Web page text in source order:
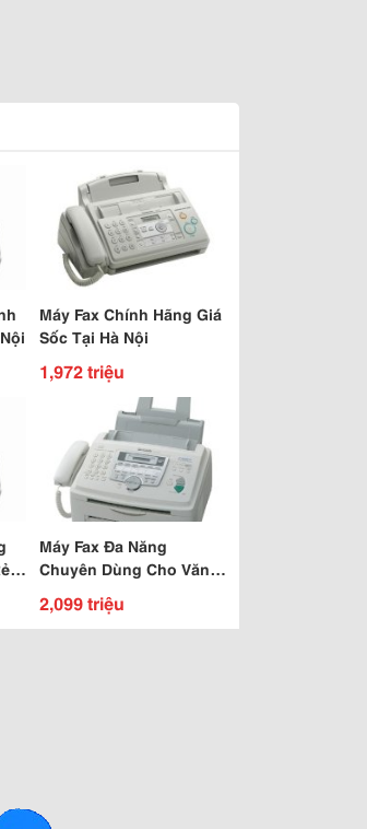
Máy Fax Chính Hãng Giá
Sốc Tại Hà Nội
1,972 triệu
Máy Fax Đa Năng
Chuyên Dùng Cho Văn
Phòng
2,099 triệu